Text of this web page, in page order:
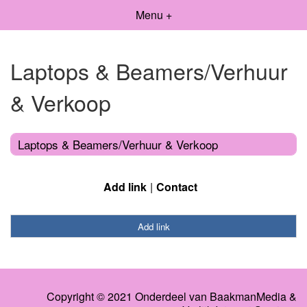
Menu +
Laptops & Beamers/Verhuur
& Verkoop
Laptops & Beamers/Verhuur & Verkoop
Add link Contact
Add link
Copyright © 2021 Onderdeel van BaakmanMedia&